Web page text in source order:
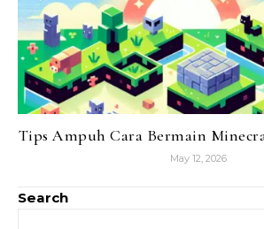
Tips Ampuh Cara Bermain
May 12, 2026
Search